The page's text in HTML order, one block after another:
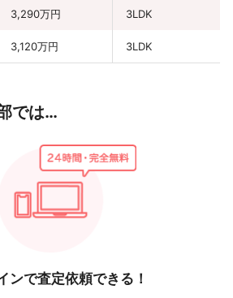
3,290万円 3LDK
3,120万円 3LDK
では…
ンで査定依頼できる！